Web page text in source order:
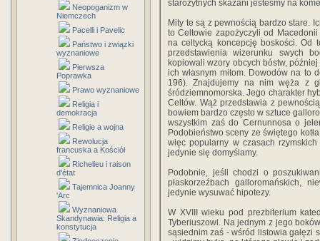
Neopoganizm w
Niemczech
Pacelli i Pavelic
Państwo i związki
wyznaniowe
Pierwsza
Poprawka
Prawo wyznaniowe
Religia i
demokracja
Religie a wojna
Rewolucja
francuska a Kościół
Richelieu i raison
d'état
Tajemnica Joanny
'Arc
Wyznaniowa
Skandynawia: Religia a
konstytucja
starożytnych skazani jesteśmy na
Mity te są z pewnością bardzo stare.
to Celtowie zapożyczyli od Macedonii
na celtycką koncepcję boskości. Od
przedstawienia wizerunku swych
kopiowali wzory obcych bóstw,
ich własnym mitom. Dowodów na to
196). Znajdujemy na nim węża z
śródziemnomorska. Jego charakter
Celtów. Wąż przedstawia z
bowiem bardzo często w sztuce
wszystkim zaś do Cernunnosa o
Podobieństwo sceny ze świętego
więc popularny w czasach
jedynie się domyślamy.
Podobnie, jeśli chodzi o
płaskorzeźbach galloromańskich,
jedynie wysuwać hipotezy.
W XVIII wieku pod prezbiterium
Tyberiuszowi. Na jednym z jego
sąsiednim zaś - wśród listowia gałęzi